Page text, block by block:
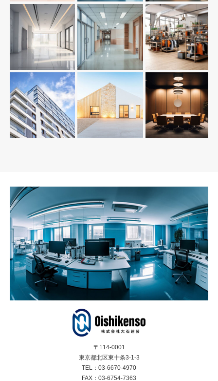
〒114-0001
東京都北区東十条3-1-3
TEL：03-6670-4970
FAX：03-6754-7363